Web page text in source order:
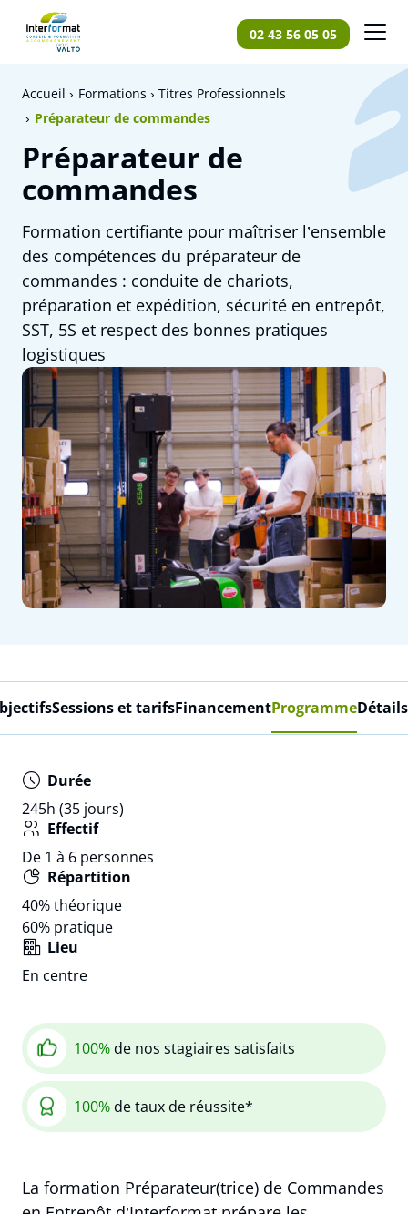
02 43 56 05 05
Accueil Formations
Titres Professionnels
Préparateur de commandes
Préparateur de
commandes
Formation certifiante pour maîtriser l’ensemble
des compétences du préparateur de
commandes : conduite de chariots,
préparation et expédition, sécurité en entrepôt,
SST, 5S et respect des bonnes pratiques
logistiques
Sessions et tarifsFinancementProgrammeDétails
Durée
245h (35 jours)
Effectif
De 1 à 6 personnes
Répartition
40%théorique
60% pratique
Lieu
En centre
100%de nos stagiaires satisfaits
100%de taux de réussite*
La formation Préparateur(trice) de Commandes
Panneau de gestion des cookies